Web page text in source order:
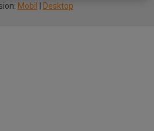
Mobil Desktop